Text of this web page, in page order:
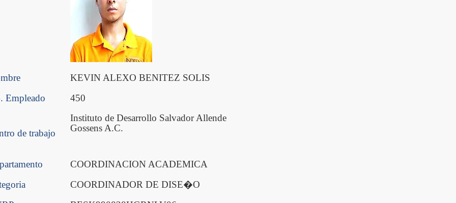
KEVIN ALEXO BENITEZ SOLIS
Empleado
450
de trabajo
Instituto de Desarrollo Salvador Allende
Gossens A.C.
COORDINACION ACADEMICA
COORDINADOR DE DISE�O